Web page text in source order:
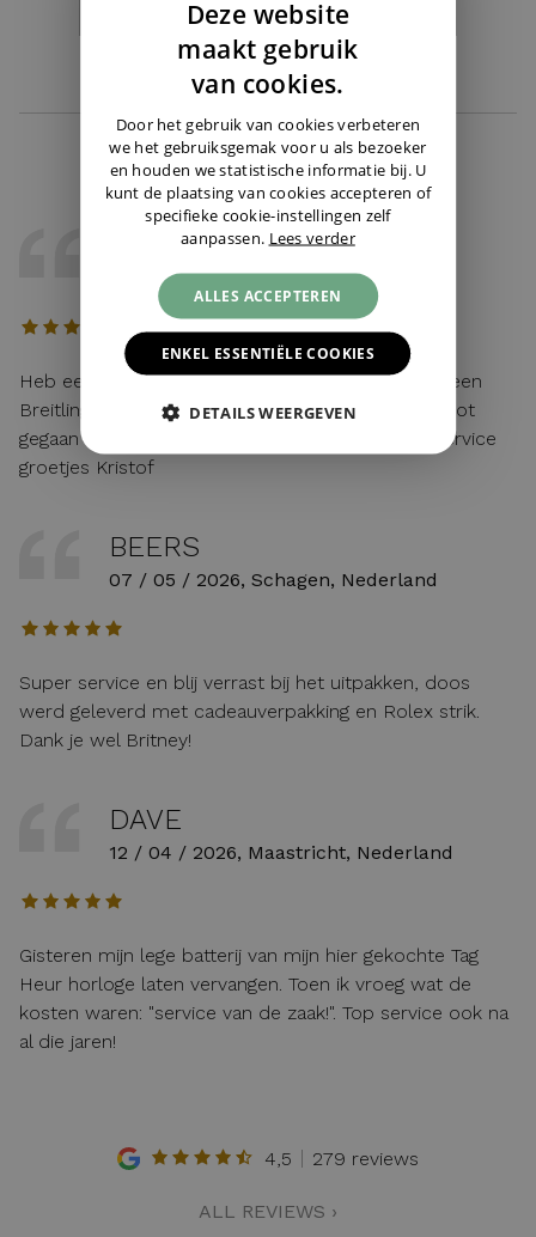
KRISTOF
22 / 05 / 2026, Belgie
Heb eerst gebeld met Cindy voor wat uitleg van een
Breitling en alles vlot verlopen achteraf en zeer vlot
gegaan voor de levering Juwelier Burger is Top service
groetjes Kristof
BEERS
07 / 05 / 2026, Schagen, Nederland
Super service en blij verrast bij het uitpakken, doos
werd geleverd met cadeauverpakking en Rolex strik.
Dank je wel Britney!
DAVE
12 / 04 / 2026, Maastricht, Nederland
Gisteren mijn lege batterij van mijn hier gekochte Tag
Heur horloge laten vervangen. Toen ik vroeg wat de
kosten waren: "service van de zaak!". Top service ook na
al die jaren!
4,5 279 reviews
ALL REVIEWS ›
GERMAN
Deze website
maakt gebruik
van cookies.
Door het gebruik van cookies verbeteren
we het gebruiksgemak voor u als bezoeker
en houden we statistische informatie bij. U
kunt de plaatsing van cookies accepteren of
specifieke cookie-instellingen zelf
aanpassen. Lees verder
ALLES ACCEPTEREN
ENKEL ESSENTIËLE COOKIES
DETAILS WEERGEVEN